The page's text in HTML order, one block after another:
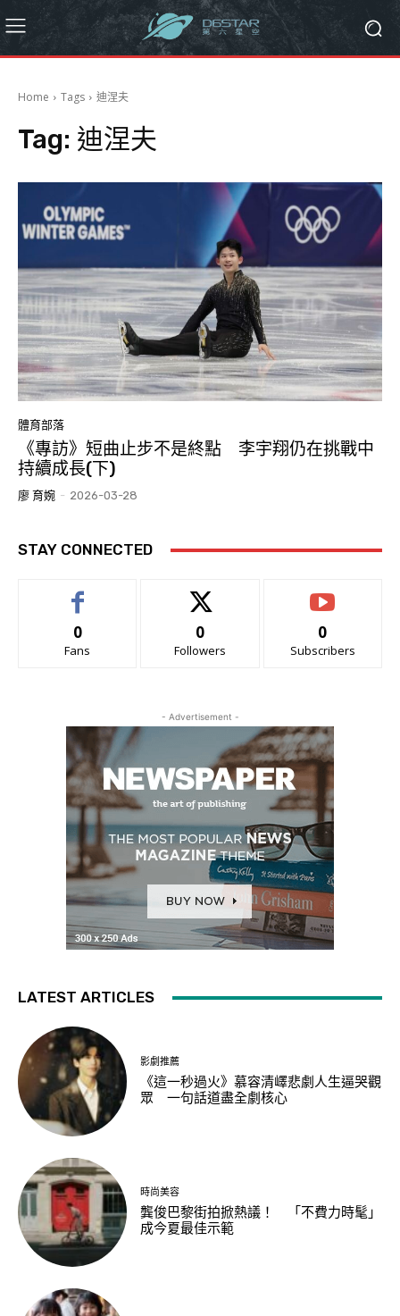
Home Tags 迪涅夫
Tag: 迪涅夫
體育部落
《專訪》短曲止步不是終點 李宇翔仍在挑戰中
持續成長(下)
廖 育婉 - 2026-03-28
STAY CONNECTED
0
Fans
0
Followers
0
Subscribers
- Advertisement -
LATEST ARTICLES
影劇推薦
《這一秒過火》慕容清嶧悲劇人生逼哭觀
眾 一句話道盡全劇核心
時尚美容
龔俊巴黎街拍掀熱議！ 「不費力時髦」
成今夏最佳示範